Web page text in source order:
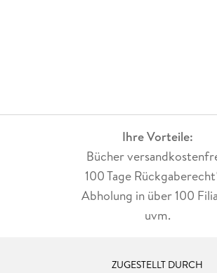
Ihre Vorteile:
Bücher
100 Tage
Abholung in über 100
uvm.
ZUGESTELLT DURCH